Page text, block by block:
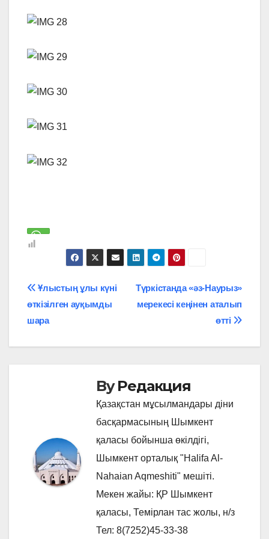
Навигация
по
записям
Түркістанда «әз-Наурыз»
мерекесі кеңінен аталып
өтті
Ұлыстың ұлы күні
өткізілген ауқымды
шара
ByРедакция
Қазақстан мұсылмандары діни
басқармасының Шымкент
қаласы бойынша өкілдігі,
Шымкент орталық "Halifa Al-
Nahaian Aqmeshiti" мешіті.
Мекен жайы: ҚР Шымкент
қаласы, Темірлан тас жолы, н/з
Тел: 8(7252)45-33-38